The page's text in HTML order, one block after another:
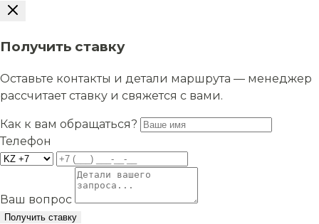
Получить ставку
Оставьте контакты и детали маршрута — менеджер
рассчитает ставку и свяжется с вами.
Как к вам обращаться?
Телефон
Ваш вопрос
Получить ставку